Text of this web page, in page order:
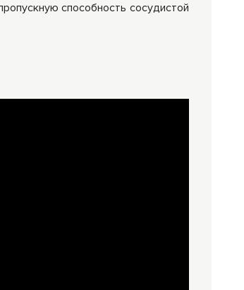
способность сосудистой